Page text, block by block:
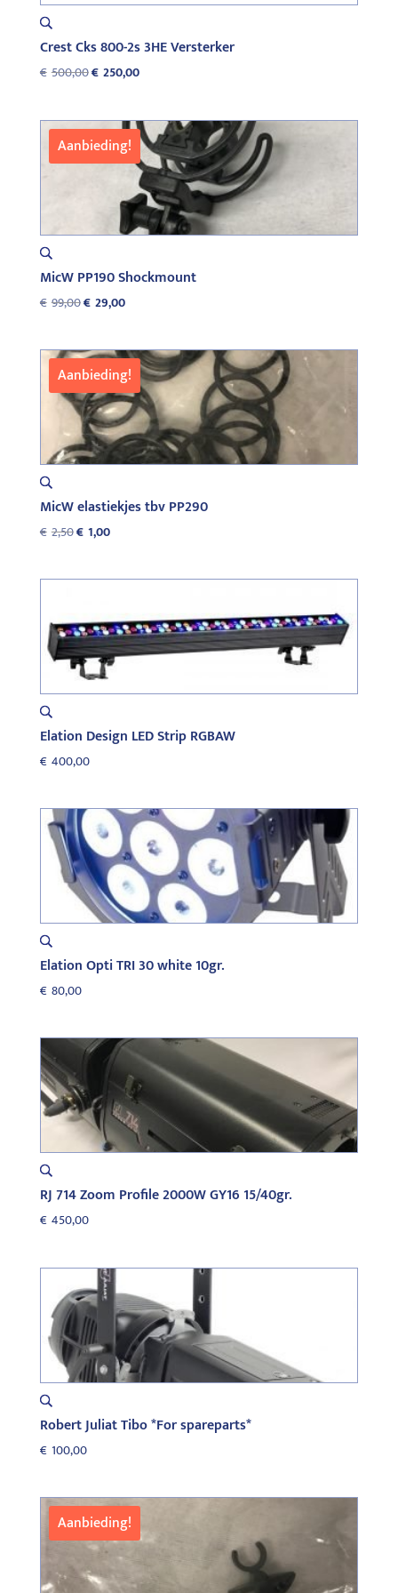
Crest Cks 800-2s 3HE Versterker
€ 500,00Oorspronkelijke
€500,00.
€ 250,00Huidige
€250,00.
Aanbieding!
MicW PP190 Shockmount
€ 99,00Oorspronkelijke
€99,00.
€ 29,00Huidige
€29,00.
Aanbieding!
MicW elastiekjes tbv PP290
€ 2,50Oorspronkelijke
€ 1,00Huidige
Elation Design LED Strip RGBAW
€ 400,00
Elation Opti TRI 30 white 10gr.
€ 80,00
RJ 714 Zoom Profile 2000W GY16 15/40gr.
€ 450,00
Robert Juliat Tibo *For spareparts*
€ 100,00
Aanbieding!